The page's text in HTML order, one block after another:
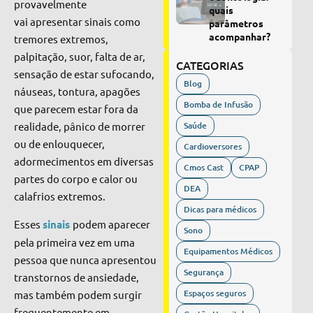
provavelmente
vai apresentar sinais como
tremores extremos,
palpitação, suor, falta de ar,
sensação de estar sufocando,
náuseas, tontura, apagões
que parecem estar fora da
realidade, pânico de morrer
ou de enlouquecer,
adormecimentos em diversas
partes do corpo e calor ou
calafrios extremos.
Esses sinais podem aparecer
pela primeira vez em uma
pessoa que nunca apresentou
transtornos de ansiedade,
mas também podem surgir
quais
parâmetros
acompanhar?
CATEGORIAS
Blog
Bomba de Infusão
Saúde
Cardioversores
Cmos Cast
CPAP
DEA
Dicas para médicos
Sono
Equipamentos Médicos
Segurança
Espaços seguros